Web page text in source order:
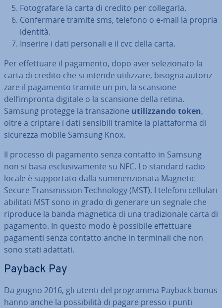
Fo­to­gra­fa­re la carta di credito per col­le­gar­la.
Con­fer­ma­re tramite sms, telefono o e-mail la propria
identità.
Inserire i dati personali e il cvc della carta.
Per ef­fet­tua­re il pagamento, dopo aver se­le­zio­na­to la
carta di credito che si intende uti­liz­za­re, bisogna au­to­riz­
za­re il pagamento tramite un pin, la scansione
dell’impronta digitale o la scansione della retina.
Samsung protegge la tran­sa­zio­ne uti­liz­zan­do token,
oltre a criptare i dati sensibili tramite la piat­ta­for­ma di
sicurezza mobile Samsung Knox.
Il processo di pagamento senza contatto in Samsung
non si basa esclu­si­va­men­te su NFC. Lo standard radio
locale è sup­por­ta­to dalla sum­men­zio­na­ta Magnetic
Secure Tran­smis­sion Tech­no­lo­gy (MST). I telefoni cellulari
abilitati MST sono in grado di generare un segnale che
riproduce la banda magnetica di una tra­di­zio­na­le carta di
pagamento. In questo modo è possibile ef­fet­tua­re
pagamenti senza contatto anche in terminali che non
sono stati adattati.
Payback Pay
Da giugno 2016, gli utenti del programma Payback bonus
hanno anche la pos­si­bi­li­tà di pagare presso i punti